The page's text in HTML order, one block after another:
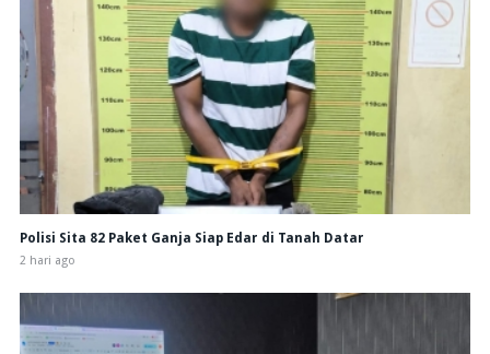
Polisi Sita 82 Paket Ganja Siap Edar di Tanah Datar
2 hari ago